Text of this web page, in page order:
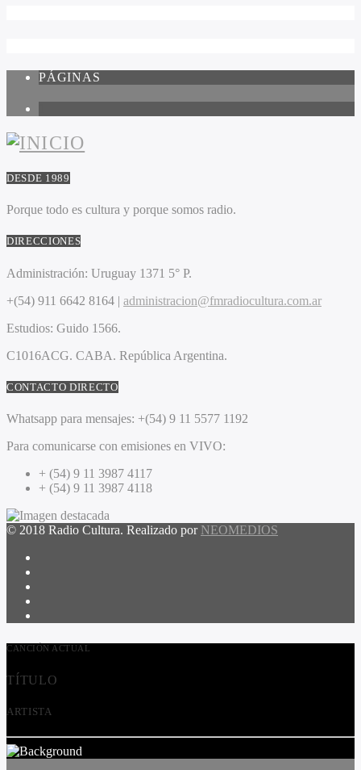
PÁGINAS
DESDE 1989
Porque todo es cultura y porque somos radio.
DIRECCIONES
Administración: Uruguay 1371 5° P.
+(54) 911 6642 8164 | administracion@fmradiocultura.com.ar
Estudios: Guido 1566.
C1016ACG. CABA. República Argentina.
CONTACTO DIRECTO
Whatsapp para mensajes: +(54) 9 11 5577 1192
Para comunicarse con emisiones en VIVO:
+ (54) 9 11 3987 4117
+ (54) 9 11 3987 4118
© 2018 Radio Cultura. Realizado por NEOMEDIOS
CANCIÓN ACTUAL
TÍTULO
ARTISTA